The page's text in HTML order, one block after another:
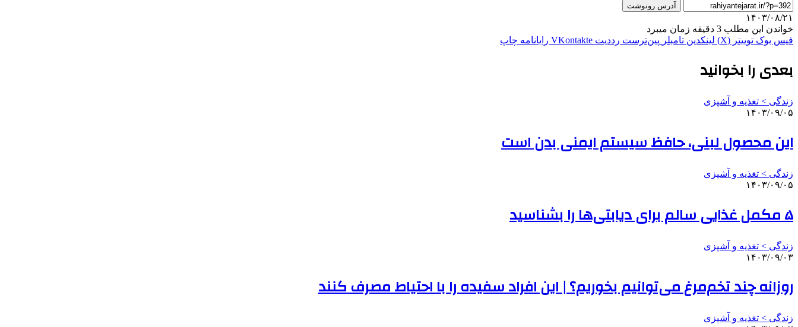
آدرس رونوشت
۱۴۰۳/۰۸/۲۱
خواندن این مطلب 3 دقیقه زمان میبرد
فیس بوک توییتر (X) لینکدین ‫تامبلر ‫پین‌ترست ‫رددیت ‫VKontakte رایانامه چاپ
بعدی را بخوانید
زندگی > تغذیه و آشپزی
۱۴۰۳/۰۹/۰۵
این محصول لبنی، حافظ سیستم ایمنی بدن است
زندگی > تغذیه و آشپزی
۱۴۰۳/۰۹/۰۵
۵ مکمل غذایی سالم برای دیابتی‌ها را بشناسید
زندگی > تغذیه و آشپزی
۱۴۰۳/۰۹/۰۳
روزانه چند تخم‌مرغ می‌توانیم بخوریم؟ | این افراد سفیده را با احتیاط مصرف کنند
زندگی > تغذیه و آشپزی